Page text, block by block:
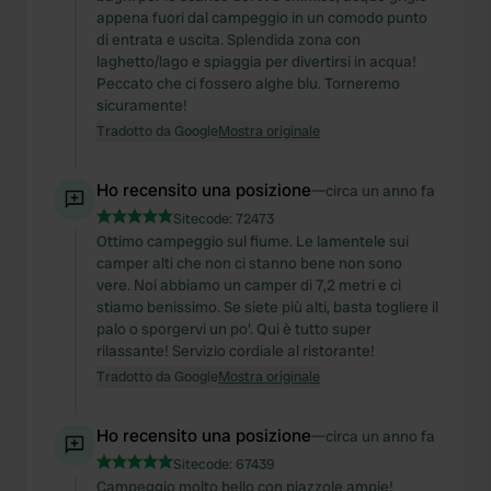
We also share information about your use of our site with
our social media, advertising and analytics partners who
may combine it with other information that you’ve
provided to them or that they’ve collected from your use
of their services.
appena fuori dal campeggio in un comodo punto
di entrata e uscita. Splendida zona con
laghetto/lago e spiaggia per divertirsi in acqua!
Peccato che ci fossero alghe blu. Torneremo
sicuramente!
Tradotto da GoogleMostra originale
Ho recensito una posizione—circa un anno fa
Sitecode: 72473
Ottimo campeggio sul fiume. Le lamentele sui
camper alti che non ci stanno bene non sono
vere. Noi abbiamo un camper di 7,2 metri e ci
stiamo benissimo. Se siete più alti, basta togliere il
palo o sporgervi un po'. Qui è tutto super
rilassante! Servizio cordiale al ristorante!
Tradotto da GoogleMostra originale
Ho recensito una posizione—circa un anno fa
Sitecode: 67439
Campeggio molto bello con piazzole ampie!